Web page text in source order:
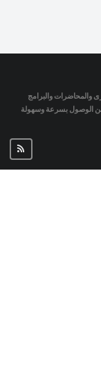
والمحاضرات والبرامج
من الوصول بسرعة وسهولة